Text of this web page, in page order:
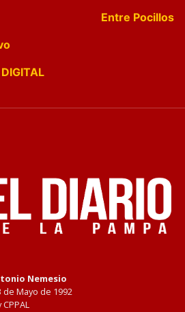
Entre Pocillos
Nemesio
Mayo de 1992